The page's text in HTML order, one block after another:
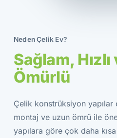
Neden Çelik Ev?
Sağlam,
Ömürlü
Çelik konstrüksiyon yapılar
montaj ve uzun ömrü ile
yapılara göre çok daha